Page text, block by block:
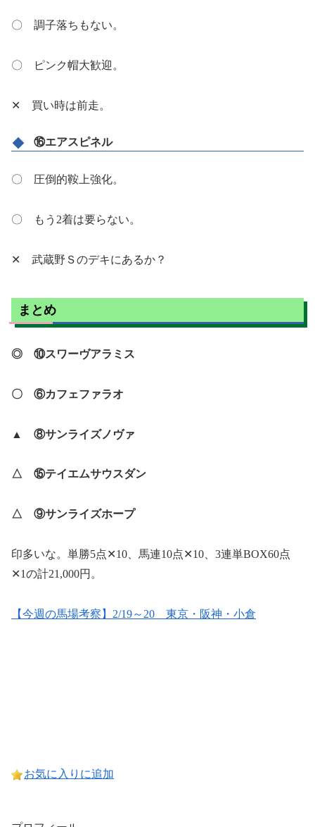
〇 調子落ちもない。
〇 ピンク帽大歓迎。
✕ 買い時は前走。
⑯エアスピネル
〇 圧倒的鞍上強化。
〇 もう2着は要らない。
✕ 武蔵野Ｓのデキにあるか？
まとめ
◎ ⑩スワーヴアラミス
〇 ⑥カフェファラオ
▲ ⑧サンライズノヴァ
△ ⑮テイエムサウスダン
△ ⑨サンライズホープ
印多いな。単勝5点✕10、馬連10点✕10、3連単BOX60点
✕1の計21,000円。
【今週の馬場考察】2/19～20 東京・阪神・小倉
お気に入りに追加